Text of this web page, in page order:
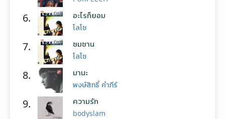
6. อะไรก็ยอม
โลโซ
7. ซมซาน
โลโซ
8. มานะ
พงษ์สิทธิ์ คำภีร์
9. ความรัก
bodyslam